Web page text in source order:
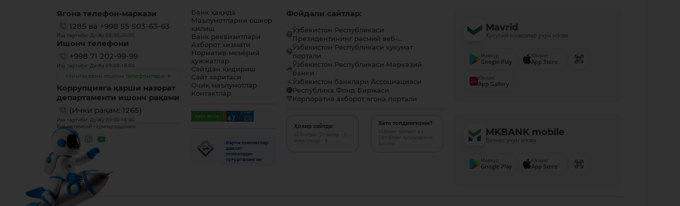
Ягона телефон-маркази
1285 ва +998 55 503-63-63
Иш тартиби: Ду-Жу 08:00-20:00
Ишонч телефони
+998 71 202-99-99
Иш тартиби: Ду-Жу 09:00-18:00
Минтақавий ишонч телефонлари
Коррупцияга қарши назорат
департаменти ишонч рақами
(Ички рақам: 1265)
Иш тартиби: Ду-Жу 09:00-18:00
Биз ижтимоий тармоқлардамиз:
Банк ҳақида
Маълумотларни ошкор
қилиш
Банк реквизитлари
Ахборот хизмати
Норматив-меъёрий
ҳужжатлар
Сайтдан қидириш
Сайт харитаси
Очиқ маълумотлар
Контактлар
Барча омонатлар
давлат
томонидан
суғурталанган
Фойдали сайтлар:
Ўзбекистон Республикаси
Президентининг расмий веб-...
Ўзбекистон Республикаси ҳукумат
портали
Ўзбекистон Республикаси Марказий
банки
Ўзбекистон банклари Ассоциацияси
Республика Фонд Биржаси
Корпоратив ахборот ягона портали
Ҳозир сайтда:
рўйхатдан ўтганлар - 0,
меҳмонлар - 9
Хато топдингизми?
Матнни танланг ва
Ctrl+Enter тугмаларини
босинг
Mavrid
Хусусий мижозлар учун илова
Мавжуд
Google Play
Юкланг
App Store
Юкланг
App Gallery
MKBANK mobile
Бизнес учун илова
Мавжуд
Google Play
Юкланг
App Store